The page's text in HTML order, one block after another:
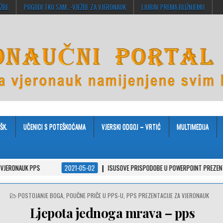
POGODI TKO SAM…-VJEŽBE ZA VJERONAUK LJUBAV PREMA BLIŽNJEMU
UČENICI S POTEŠKOĆAMA VJERSKI ODGOJ – VRTIĆ MULTIMEDIJA
PPS 2021-05-02 ISUSOVE PRISPODOBE U POWERPOINT PREZENTACIJAMA
POSTED
POSTOJANJE BOGA ,POUČNE PRIČE U PPS-U ,PPS PREZENTACIJE ZA VJERONAUK
Ljepota jednoga mrava – pps